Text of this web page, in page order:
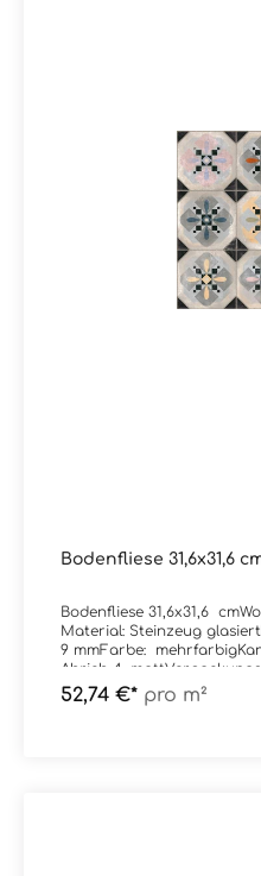
Bodenfliese 31,6x31,6
Bodenfliese 31,6x31,6
Material: Steinzeug
9 mmFarbe:
Abrieb 4,
m²Paletteninhalt: 56,00 m²
52,74 €* pro m²